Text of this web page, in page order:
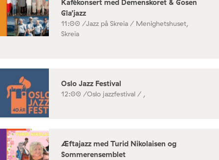
Kafékonsert med Demenskoret & Gosen
Gla’jazz
11:00 /Jazz på Skreia / Menighetshuset,
Skreia
Oslo Jazz Festival
12:00 /Oslo jazzfestival / ,
Æftajazz med Turid Nikolaisen og
Sommerensemblet